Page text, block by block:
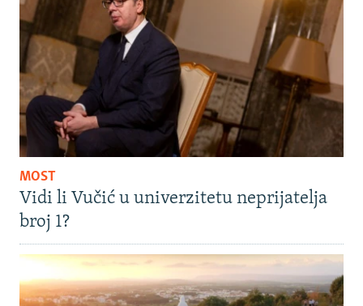
MOST
Vidi li Vučić u univerzitetu neprijatelja
broj 1?